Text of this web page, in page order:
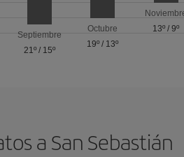
Septiembre
21º/ 15º
Octubre
19º / 13º
13º /9º
a San Sebastián